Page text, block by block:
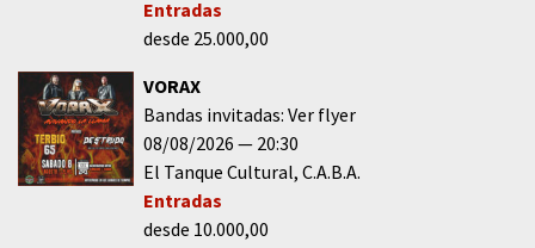
Entradas
desde 25.000,00
VORAX
Bandas invitadas: Ver flyer
08/08/2026
20:30
El Tanque Cultural C.A.B.A.
Entradas
desde 10.000,00